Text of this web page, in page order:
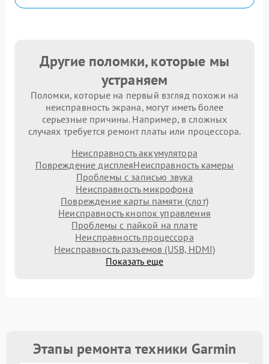
Другие поломки, которые мы
устраняем
Поломки, которые на первый взгляд похожи на
неисправность экрана, могут иметь более
серьезные причины. Например, в сложных
случаях требуется ремонт платы или процессора.
Неисправность аккумулятора
Повреждение дисплеяНеисправность камеры
Проблемы с записью звука
Неисправность микрофона
Повреждение карты памяти (слот)
Неисправность кнопок управления
Проблемы с пайкой на плате
Неисправность процессора
Неисправность разъемов (USB, HDMI)
Показать еще
Этапы ремонта техники Garmin